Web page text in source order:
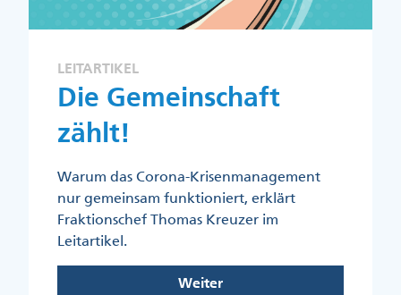
LEITARTIKEL
Die Gemeinschaft
zählt!
Warum das Corona-Krisenmanagement
nur gemeinsam funktioniert, erklärt
Fraktionschef Thomas Kreuzer im
Leitartikel.
Weiter